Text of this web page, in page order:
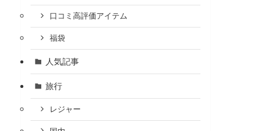
口コミ高評価アイテム
福袋
人気記事
旅行
レジャー